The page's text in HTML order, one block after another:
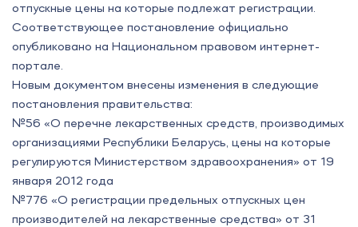
отпускные цены на которые подлежат регистрации.
Соответствующее постановление официально
опубликовано на Национальном правовом интернет-
портале.
Новым документом внесены изменения в следующие
постановления правительства:
№56 «О перечне лекарственных средств, производимых
организациями Республики Беларусь, цены на которые
регулируются Министерством здравоохранения» от 19
января 2012 года
№776 «О регистрации предельных отпускных цен
производителей на лекарственные средства» от 31